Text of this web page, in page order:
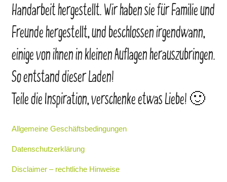
Handarbeit hergestellt. Wir haben sie für Familie und
Freunde hergestellt, und beschlossen irgendwann,
einige von ihnen in kleinen Auflagen herauszubringen.
So entstand dieser Laden!
Teile die Inspiration, verschenke etwas Liebe! 🙂
Allgemeine Geschäftsbedingungen
Datenschutzerklärung
Disclaimer – rechtliche Hinweise